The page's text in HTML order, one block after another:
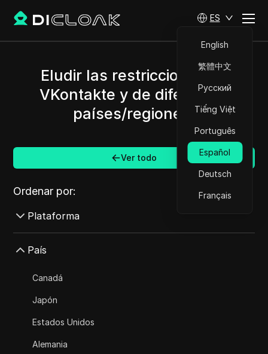
ES
English
繁體中文
Русский
Tiếng Việt
Português
Español
Deutsch
Français
Eludir las restricciones de
VKontakte y de diferentes
países/regiones.
Ver todo
Ordenar por:
Plataforma
AdMob
País
Canadá
Japón
Estados Unidos
Alemania